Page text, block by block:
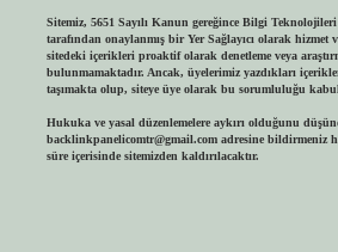
Sitemiz, 5651 Sayılı Kanun gereğince Bilgi
tarafından onaylanmış bir Yer Sağlayıcı olarak hizmet
sitedeki içerikleri proaktif olarak denetleme veya
bulunmamaktadır. Ancak, üyelerimiz yazdıkları
taşımakta olup, siteye üye olarak bu sorumluluğu kabul
Hukuka ve yasal düzenlemelere aykırı olduğunu
backlinkpanelicomtr@gmail.comadresine bildirmeniz
süre içerisinde sitemizden kaldırılacaktır.